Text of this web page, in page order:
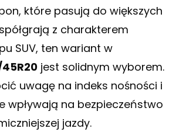
które pasują do większych
z charakterem
SUV, ten wariant w
jest solidnym wyborem.
uwagę na indeks nośności i
wpływają na bezpieczeństwo
jazdy.